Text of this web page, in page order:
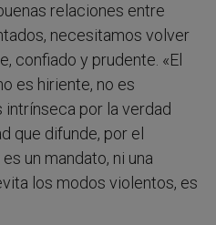
relaciones entre
necesitamos volver
confiado y prudente. «El
es hiriente, no es
intrínseca por la verdad
que difunde, por el
un mandato, ni una
los modos violentos, es